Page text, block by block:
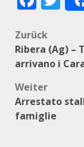
Zurück
Ribera (Ag) –
arrivano i
Weiter
Arrestato
famiglie